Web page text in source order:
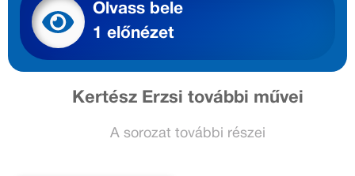
Olvass bele
1 előnézet
Kertész Erzsi további művei
A sorozat további részei